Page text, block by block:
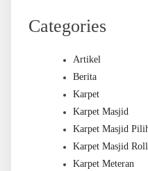
Categories
Artikel
Berita
Karpet
Karpet Masjid
Karpet Masjid
Karpet Masjid Roll
Karpet Meteran